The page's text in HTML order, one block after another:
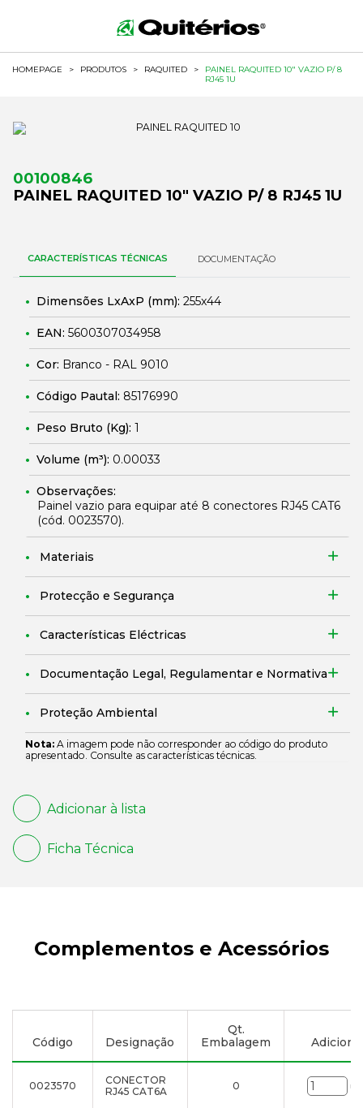
HOMEPAGE > PRODUTOS > RAQUITED >
PAINEL RAQUITED 10" VAZIO P/ 8
RJ45 1U
00100846
PAINEL RAQUITED 10" VAZIO P/ 8 RJ45 1U
CARACTERÍSTICAS TÉCNICAS DOCUMENTAÇÃO
Dimensões LxAxP (mm): 255x44
EAN: 5600307034958
Cor: Branco - RAL 9010
Código Pautal: 85176990
Peso Bruto (Kg): 1
Volume (m³): 0.00033
Observações:
Painel vazio para equipar até 8 conectores RJ45 CAT6
(cód. 0023570).
Materiais
Protecção e Segurança
Características Eléctricas
Documentação Legal, Regulamentar e Normativa
Proteção Ambiental
Nota: A imagem pode não corresponder ao código do produto
apresentado. Consulte as características técnicas.
Adicionar à lista
Ficha Técnica
Complementos e Acessórios
Código Designação
Qt.
Embalagem
0023570
CONECTOR
RJ45 CAT6A
0